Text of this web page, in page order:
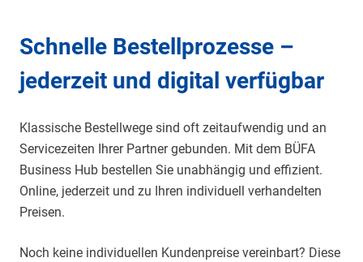
Schnelle Bestellprozesse –
jederzeit und digital verfügbar
Klassische Bestellwege sind oft zeitaufwendig und an
Servicezeiten Ihrer Partner gebunden. Mit dem BÜFA
Business Hub bestellen Sie unabhängig und effizient.
Online, jederzeit und zu Ihren individuell verhandelten
Preisen.
Noch keine individuellen Kundenpreise vereinbart? Diese